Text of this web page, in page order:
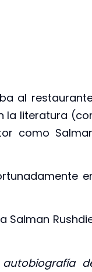
al
la literatura
como
Salman